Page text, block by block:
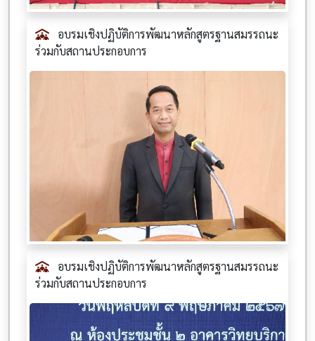
อบรมเชิงปฏิบัติการพัฒนาหลักสูตรฐานสมรรถนะ
ร่วมกับสถานประกอบการ
อบรมเชิงปฏิบัติการพัฒนาหลักสูตรฐานสมรรถนะ
ร่วมกับสถานประกอบการ